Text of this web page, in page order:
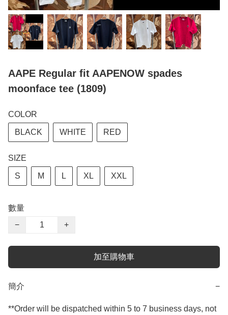
AAPE Regular fit AAPENOW spades
moonface tee (1809)
COLOR
BLACK WHITE RED
SIZE
S M L XL XXL
數量
−
+
加至購物車
簡介 −
**Order will be dispatched within 5 to 7 business days, not